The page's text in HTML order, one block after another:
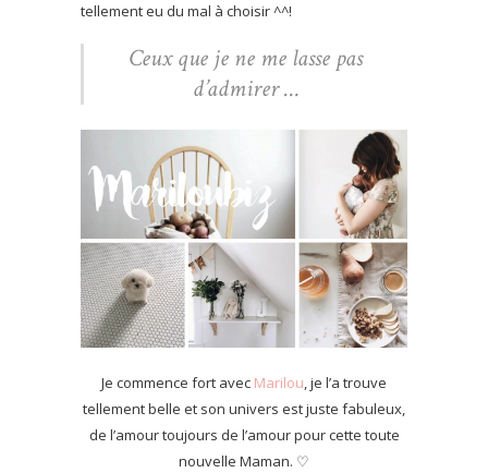
tellement eu du mal à choisir ^^!
Ceux que je ne me lasse pas
d’admirer …
Je commence fort avec Marilou, je l’a trouve
tellement belle et son univers est juste fabuleux,
de l’amour toujours de l’amour pour cette toute
nouvelle Maman. ♡